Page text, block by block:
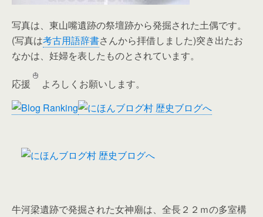
写真は、東山嘴遺跡の祭壇跡から発掘された土偶です。
(写真は考古用語辞書さんから拝借しました)突き出たお
なかは、妊婦を表したものとされています。
応援 よろしくお願いします。
牛河梁遺跡で発掘された女神廟は、全長２２ｍの多室構